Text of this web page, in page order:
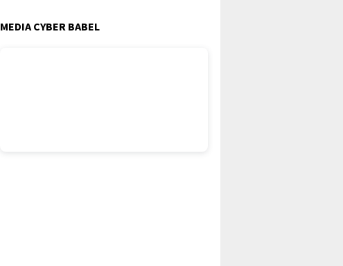
MEDIA CYBER BABEL